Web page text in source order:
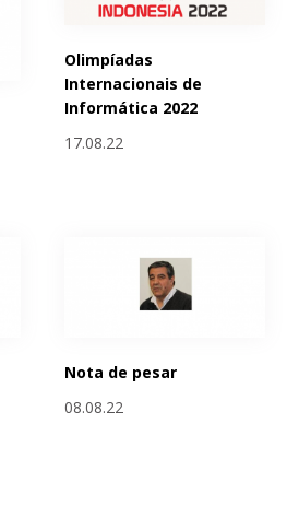
Olimpíadas
Internacionais de
Informática 2022
17.08.22
Nota de pesar
08.08.22